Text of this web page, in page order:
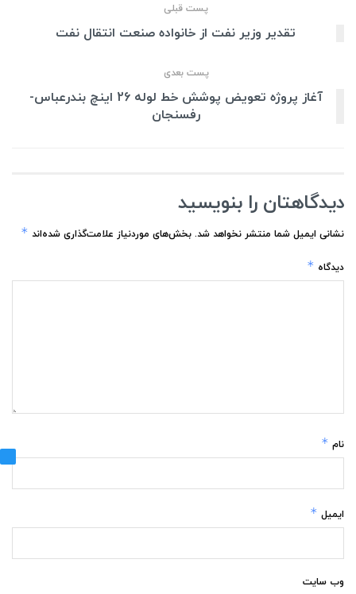
پست قبلی
تقدیر وزیر نفت از خانواده صنعت انتقال نفت
پست بعدی
‌‌‌‌‌‌‌‌‌‌‌‌‌‌‌‌‌‌‌‌‌‌‌‌آغاز پروژه تعویض پوشش خط لوله 26 اینچ بندرعباس-
رفسنجان
دیدگاهتان را بنویسید
نشانی ایمیل شما منتشر نخواهد شد. بخش‌های موردنیاز علامت‌گذاری شده‌اند *
دیدگاه *
نام *
ایمیل *
وب‌ سایت